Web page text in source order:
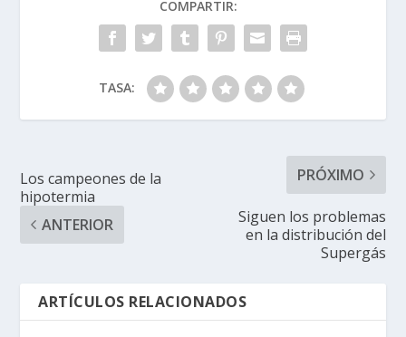
COMPARTIR:
TASA:
Los campeones de la
hipotermia
ANTERIOR
PRÓXIMO
Siguen los problemas
en la distribución del
Supergás
ARTÍCULOS RELACIONADOS